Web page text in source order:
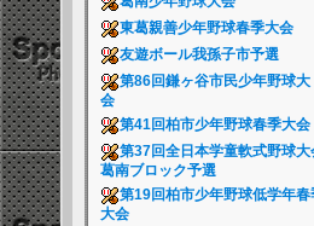
東葛親善少年野球春季大会
友遊ボール我孫子市予選
第86回鎌ヶ谷市民少年野球大
会
第41回柏市少年野球春季大会
第37回全日本学童軟式野球大
葛南ブロック予選
第19回柏市少年野球低学年春
大会